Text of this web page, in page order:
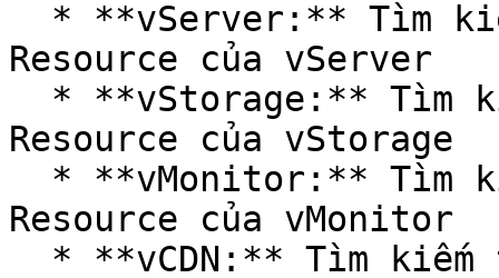
Resource của vServer
Resource của vStorage
Resource của vMonitor